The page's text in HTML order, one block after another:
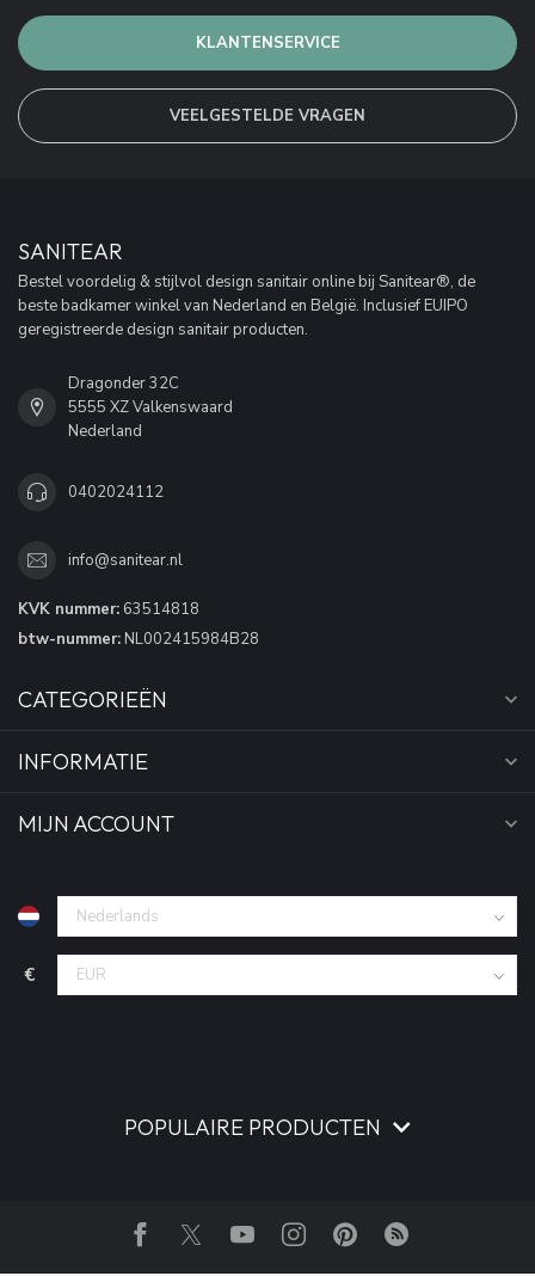
KLANTENSERVICE
VEELGESTELDE VRAGEN
SANITEAR
Bestel voordelig & stijlvol design sanitair online bij Sanitear®, de
beste badkamer winkel van Nederland en België. Inclusief EUIPO
geregistreerde design sanitair producten.
Dragonder 32C
5555 XZ Valkenswaard
Nederland
0402024112
info@sanitear.nl
KVK nummer: 63514818
btw-nummer: NL002415984B28
CATEGORIEËN
INFORMATIE
MIJN ACCOUNT
€
POPULAIRE PRODUCTEN